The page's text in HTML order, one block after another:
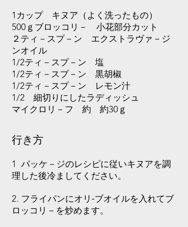
1カップ キヌア（よく洗ったもの）
500ｇブロッコリ－ 小花部分カット
２ティ－スプ－ン エクストラヴァ－ジ
ンオイル
1/2ティ－スプ－ン 塩
1/2ティ－スプ－ン 黒胡椒
1/2ティ－スプ－ン レモン汁
1/2 細切りにしたラディッシュ
マイクロリ－フ 約 約30ｇ
行き方
1 パッケ－ジのレシピに従いキヌアを調
理した後冷ましてください。
2. フライパンにオリ‐ブオイルを入れてブ
ロッコリ－を炒めます。